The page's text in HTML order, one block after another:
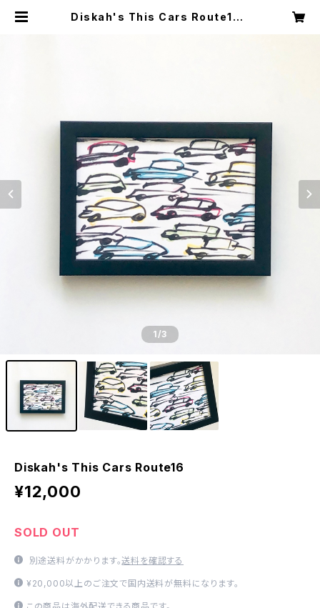
Diskah's This Cars Route16 |
1/3
Diskah's This Cars Route16
¥12,000
SOLD OUT
別途送料がかかります。送料を確認する
¥20,000以上のご注文で国内送料が無料になります。